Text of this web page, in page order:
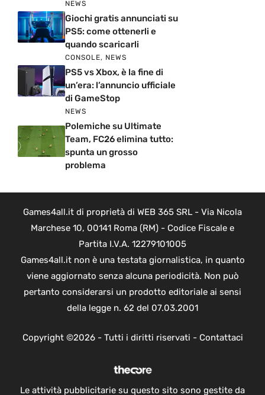
NEWS
Giochi gratis annunciati su
PS5: come ottenerli e
quando scaricarli
CONSOLE, NEWS
PS5 vs Xbox, è la fine di
un’era: l’annuncio ufficiale
di GameStop
NEWS
Polemiche su Ultimate
Team, FC26 elimina tutto:
spunta un grosso
problema
Games4all.it di proprietà di WEB 365 SRL - Via Nicola
Marchese 10, 00141 Roma (RM) - Codice Fiscale e
Partita I.V.A. 12279101005
Games4all.it non è una testata giornalistica, in quanto
viene aggiornato senza alcuna periodicità. Non può
pertanto considerarsi un prodotto editoriale ai sensi
della legge n. 62 del 07.03.2001
Copyright ©2026 - Tutti i diritti riservati - Contattaci
Le attività pubblicitarie su questo sito sono gestite da